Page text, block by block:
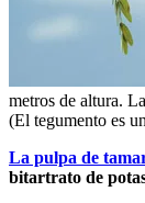
metros de altura.
(El tegumento es
La pulpa de
bitartrato de